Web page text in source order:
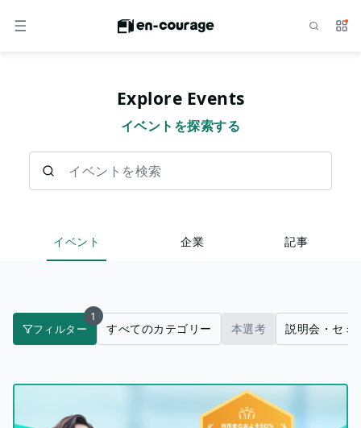
メニュー サ
Explore Events
イベントを探索する
イベント 企業 記事
フィルター
1
すべてのカテゴリー 本選考 説明会・セミ